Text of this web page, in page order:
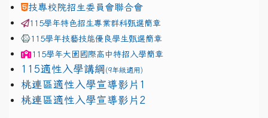
技專校院招生委員會聯合會
115學年特色招生專業群科甄選簡章
115學年技藝技能優良學生甄選簡章
115學年大園國際高中特招入學簡章
115適性入學講綱 (9年級適用)
link to https://docs.google.com/presentation/d/
桃連區適性入學宣導影片1
link to https://docs.google.com/presentation/d/
桃連區適性入學宣導影片2